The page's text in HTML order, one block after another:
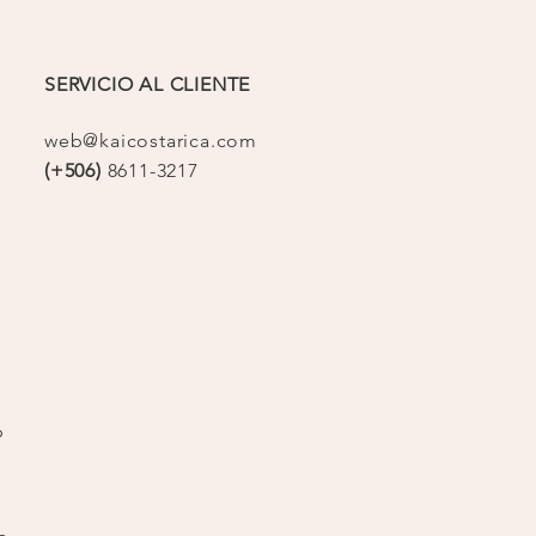
SERVICIO AL CLIENTE
web@kaicostarica.com
(+506) 8611-3217